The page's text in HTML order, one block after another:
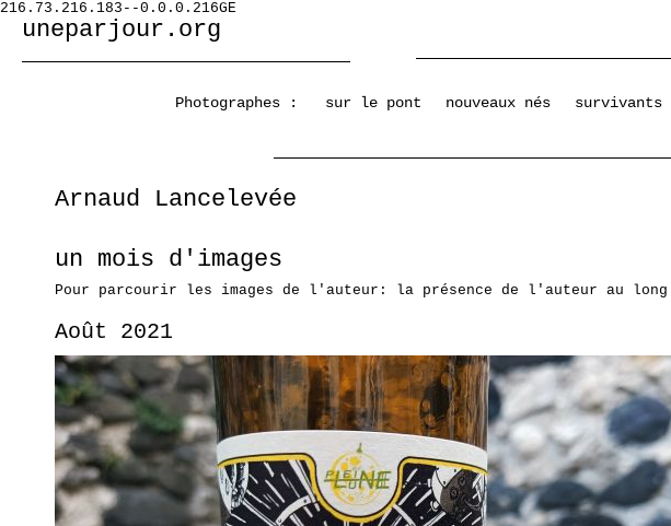
216.73.216.183--0.0.0.216GE
uneparjour.org
Photographes : sur le pont nouveaux nés survivants
Arnaud Lancelevée
un mois d'images
Pour parcourir les images de l'auteur: la présence de l'auteur au
Août 2021